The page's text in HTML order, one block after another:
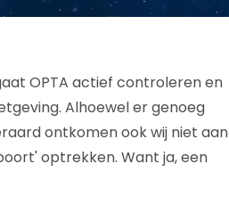
OPTA actief controleren en
Alhoewel er genoeg
ontkomen ook wij niet aan
optrekken. Want ja, een